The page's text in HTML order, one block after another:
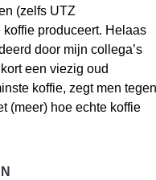
(zelfs UTZ
produceert. Helaas
door mijn collega’s
een viezig oud
koffie, zegt men tegen
(meer) hoe echte koffie